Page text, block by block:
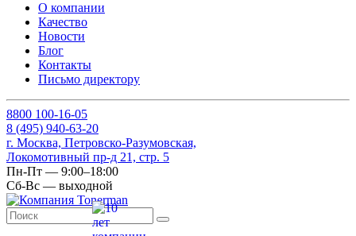
О компании
Качество
Новости
Блог
Контакты
Письмо директору
8800 100-16-05
8 (495) 940-63-20
г. Москва, Петровско-Разумовская,
Локомотивный пр-д 21, стр. 5
Пн-Пт — 9:00–18:00
Сб-Вс — выходной